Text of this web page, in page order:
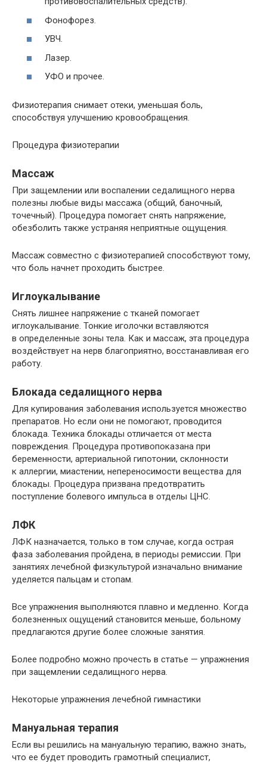
Фонофорез.
УВЧ.
Лазер.
УФО и прочее.
Физиотерапия снимает отеки, уменьшая боль,
способствуя улучшению кровообращения.
Процедура физиотерапии
Массаж
При защемлении или воспалении седалищного нерва
полезны любые виды массажа (общий, баночный,
точечный). Процедура помогает снять напряжение,
обезболить также устраняя неприятные ощущения.
Массаж совместно с физиотерапией способствуют тому,
что боль начнет проходить быстрее.
Иглоукалывание
Снять лишнее напряжение с тканей помогает
иглоукалывание. Тонкие иголочки вставляются
в определенные зоны тела. Как и массаж, эта процедура
воздействует на нерв благоприятно, восстанавливая его
работу.
Блокада седалищного нерва
Для купирования заболевания используется множество
препаратов. Но если они не помогают, проводится
блокада. Техника блокады отличается от места
повреждения. Процедура противопоказана при
беременности, артериальной гипотонии, склонности
к аллергии, миастении, непереносимости вещества для
блокады. Процедура призвана предотвратить
поступление болевого импульса в отделы ЦНС.
ЛФК
ЛФК назначается, только в том случае, когда острая
фаза заболевания пройдена, в периоды ремиссии. При
занятиях лечебной физкультурой изначально внимание
уделяется пальцам и стопам.
Все упражнения выполняются плавно и медленно. Когда
болезненных ощущений становится меньше, больному
предлагаются другие более сложные занятия.
Более подробно можно прочесть в статье — упражнения
при защемлении седалищного нерва.
Некоторые упражнения лечебной гимнастики
Мануальная терапия
Если вы решились на мануальную терапию, важно знать,
что ее будет проводить грамотный специалист,